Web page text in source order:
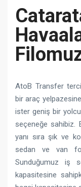
AtoB Transfer
bir araç
ister geniş bir
seçeneğe sahibiz.
yanı sıra şık ve
sedan ve van
Sunduğumuz iş
kapasitesine